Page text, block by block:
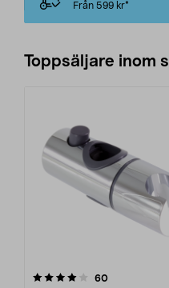
Från 599 kr*
Toppsäljare inom
60recensioner
4.0 av 5 stjärnor